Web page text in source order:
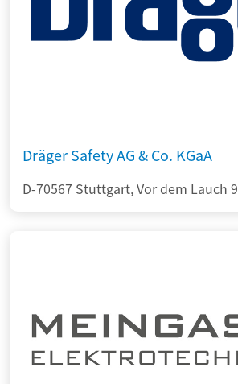
Dräger Safety AG & Co. KGaA
D-70567 Stuttgart, Vor dem Lauch 9